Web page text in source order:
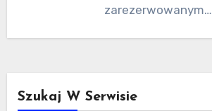
zarezerwowanym…
Szukaj W Serwisie